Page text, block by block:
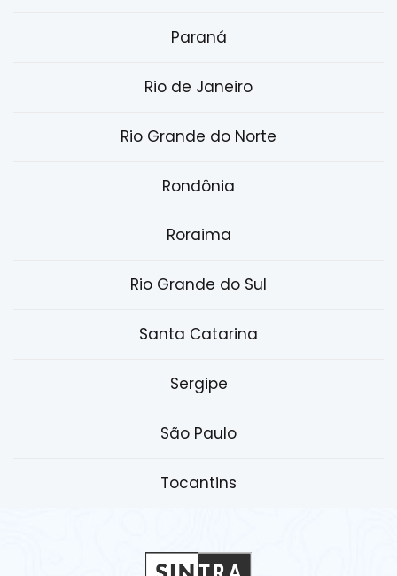
Paraná
Rio de Janeiro
Rio Grande do Norte
Rondônia
Roraima
Rio Grande do Sul
Santa Catarina
Sergipe
São Paulo
Tocantins